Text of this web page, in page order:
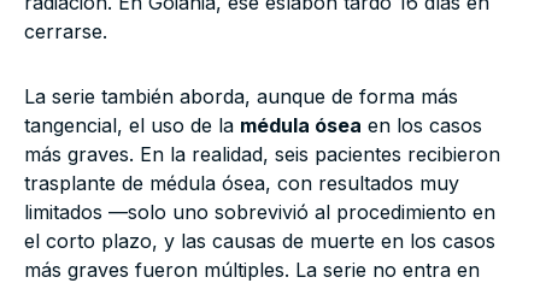
cerrarse.
La serie también aborda, aunque de forma más
tangencial, el uso de la médula ósea en los casos
más graves. En la realidad, seis pacientes recibieron
trasplante de médula ósea, con resultados muy
limitados —solo uno sobrevivió al procedimiento en
el corto plazo, y las causas de muerte en los casos
más graves fueron múltiples. La serie no entra en